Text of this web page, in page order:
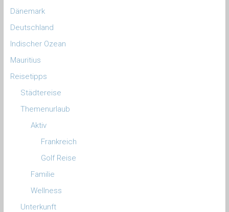
Dänemark
Deutschland
Indischer Ozean
Mauritius
Reisetipps
Städtereise
Themenurlaub
Aktiv
Frankreich
Golf Reise
Familie
Wellness
Unterkunft